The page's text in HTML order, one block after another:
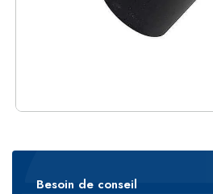
Besoin de conseil